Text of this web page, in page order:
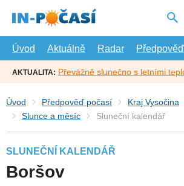
hlavní
Úvod
Aktuálně Radar Předpověď
AKTUALITA: Převážně slunečno s letními
Úvod Předpověď počasí Kraj Vysočina
Slunce a měsíc
Sluneční kalendář
SLUNEČNÍ KALENDÁŘ
Boršov